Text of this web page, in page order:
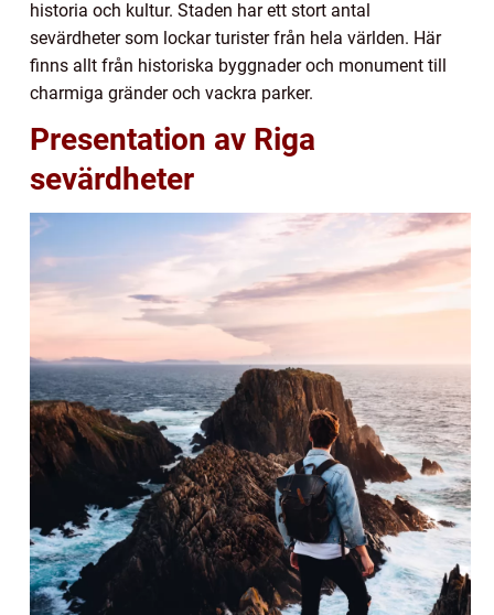
historia och kultur. Staden har ett stort antal
sevärdheter som lockar turister från hela världen. Här
finns allt från historiska byggnader och monument till
charmiga gränder och vackra parker.
Presentation av Riga
sevärdheter